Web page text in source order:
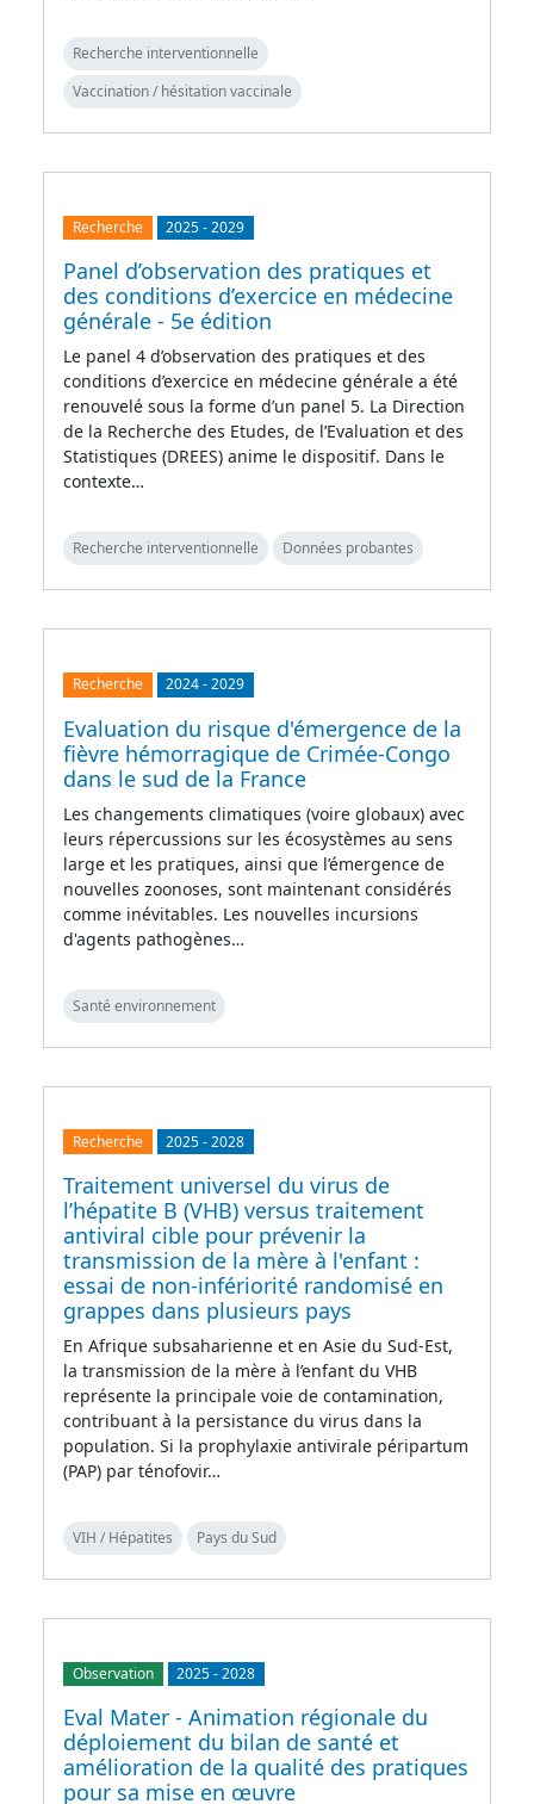
Recherche interventionnelle
Vaccination / hésitation vaccinale
Recherche 2025-2029
Panel d’observation des pratiques et
des conditions d’exercice en médecine
générale - 5e édition
Le panel 4 d’observation des pratiques et des
conditions d’exercice en médecine générale a été
renouvelé sous la forme d’un panel 5. La Direction
de la Recherche des Etudes, de l’Evaluation et des
Statistiques (DREES) anime le dispositif. Dans le
contexte…
Recherche interventionnelle Données probantes
Recherche 2024-2029
Evaluation du risque d'émergence de la
fièvre hémorragique de Crimée-Congo
dans le sud de la France
Les changements climatiques (voire globaux) avec
leurs répercussions sur les écosystèmes au sens
large et les pratiques, ainsi que l’émergence de
nouvelles zoonoses, sont maintenant considérés
comme inévitables. Les nouvelles incursions
d'agents pathogènes…
Santé environnement
Recherche 2025-2028
Traitement universel du virus de
l’hépatite B (VHB) versus traitement
antiviral cible pour prévenir la
transmission de la mère à l'enfant :
essai de non-infériorité randomisé en
grappes dans plusieurs pays
En Afrique subsaharienne et en Asie du Sud-Est,
la transmission de la mère à l’enfant du VHB
représente la principale voie de contamination,
contribuant à la persistance du virus dans la
population. Si la prophylaxie antivirale péripartum
(PAP) par ténofovir…
VIH / Hépatites Pays du Sud
Observation 2025-2028
Eval Mater - Animation régionale du
déploiement du bilan de santé et
amélioration de la qualité des pratiques
pour sa mise en œuvre